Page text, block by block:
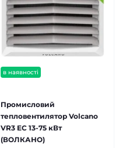
в наявності
Промисловий
тепловентилятор Volcano
VR3 EC 13-75 кВт
(ВОЛКАНО)